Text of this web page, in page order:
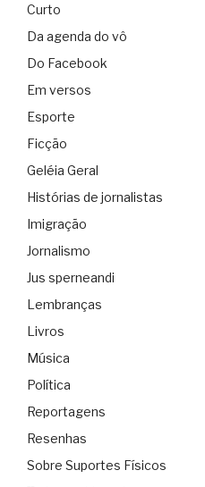
Curto
Da agenda do vô
Do Facebook
Em versos
Esporte
Ficção
Geléia Geral
Histórias de jornalistas
Imigração
Jornalismo
Jus sperneandi
Lembranças
Livros
Música
Política
Reportagens
Resenhas
Sobre Suportes Físicos